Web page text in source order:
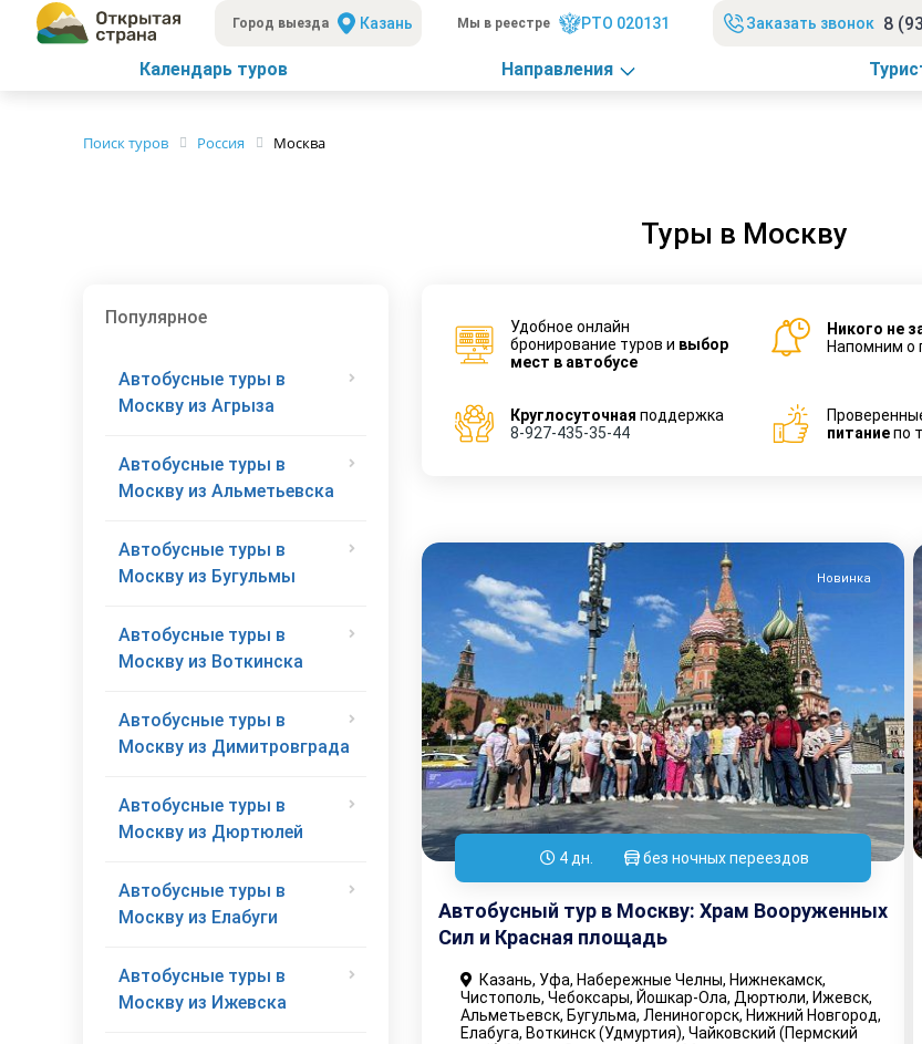
Город выезда Казань Мы в реестре РТО 020131 Заказать звонок 8
Календарь туров Направления
Поиск туров Россия Москва
Туры в Москву
Популярное
Автобусные туры в
Москву из Агрыза
Автобусные туры в
Москву из Альметьевска
Автобусные туры в
Москву из Бугульмы
Автобусные туры в
Москву из Воткинска
Автобусные туры в
Москву из Димитровграда
Автобусные туры в
Москву из Дюртюлей
Автобусные туры в
Москву из Елабуги
Автобусные туры в
Москву из Ижевска
Удобное онлайн
бронирование туров и выбор
мест в автобусе
Никого не
Напомним о
Круглосуточная поддержка
8-927-435-35-44
питаниепо
Новинка
4 дн. без ночных переездов
Автобусный тур в Москву: Храм Вооруженных
Сил и Красная площадь
Казань, Уфа, Набережные Челны, Нижнекамск,
Чистополь, Чебоксары, Йошкар-Ола, Дюртюли, Ижевск,
Альметьевск, Бугульма, Лениногорск, Нижний Новгород,
Елабуга, Воткинск (Удмуртия), Чайковский (Пермский